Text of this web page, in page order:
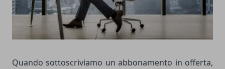
Quando sottoscriviamo un abbonamento in offerta,